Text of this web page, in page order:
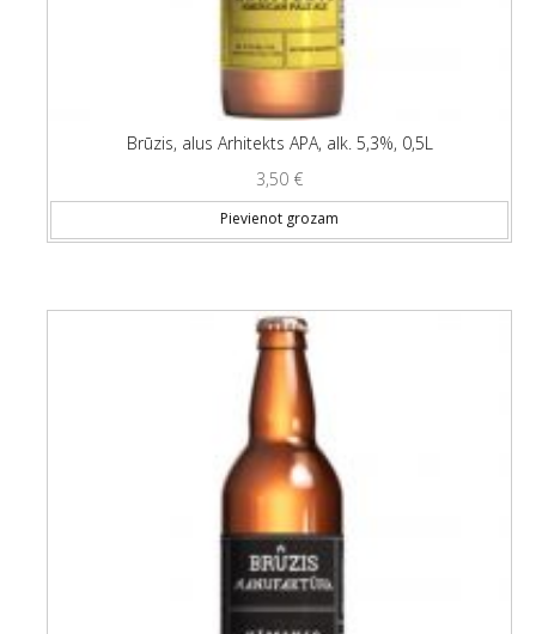
Brūzis, alus Arhitekts APA, alk. 5,3%, 0,5L
3,50 €
Pievienot grozam